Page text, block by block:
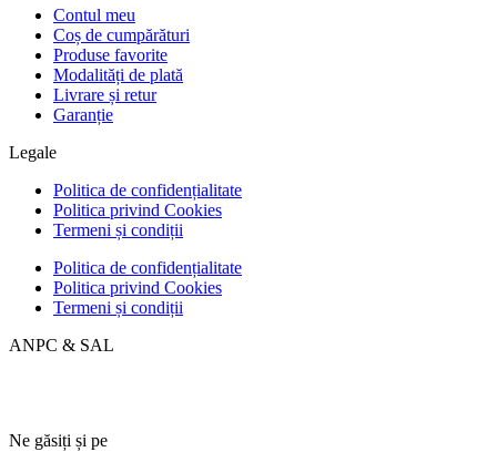
Contul meu
Coș de cumpărături
Produse favorite
Modalități de plată
Livrare și retur
Garanție
Legale
Politica de confidențialitate
Politica privind Cookies
Termeni și condiții
Politica de confidențialitate
Politica privind Cookies
Termeni și condiții
ANPC & SAL
Ne găsiți și pe